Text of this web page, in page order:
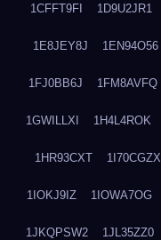
1CFFT9FI 1D9U2JR1
1E8JEY8J 1EN94O56
1FJ0BB6J 1FM8AVFQ
1GWILLXI 1H4L4ROK
1HR93CXT 1I70CGZX
1IOKJ9IZ 1IOWA7OG
1JKQPSW2 1JL35ZZ0